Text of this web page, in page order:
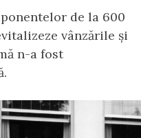
de la 600
vânzările și
n-a fost